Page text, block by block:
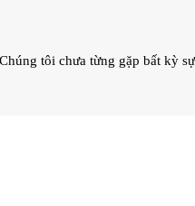
tôi chưa từng gặp bất kỳ